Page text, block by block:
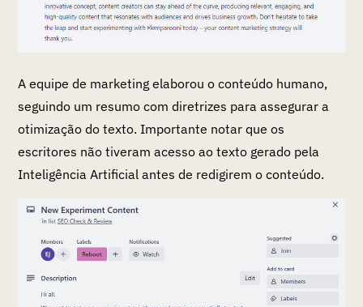
A equipe de marketing elaborou o conteúdo humano,
seguindo um resumo com diretrizes para assegurar a
otimização do texto. Importante notar que os
escritores não tiveram acesso ao texto gerado pela
Inteligência Artificial antes de redigirem o conteúdo.